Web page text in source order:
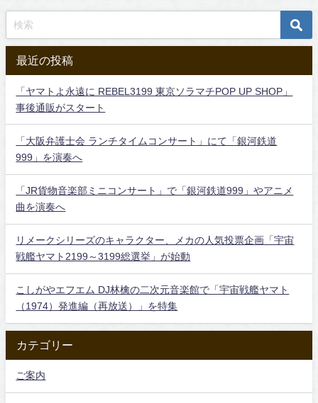
最近の投稿
「ヤマトよ永遠に REBEL3199 東京ソラマチPOP UP SHOP」
事後通販がスタート
「大阪弁護士会 ランチタイムコンサート」にて「銀河鉄道
999」を演奏へ
「JR貨物音楽部ミニコンサート」で「銀河鉄道999」やアニメ
曲を演奏へ
リメークシリーズのキャラクター、メカの人気投票企画「宇宙
戦艦ヤマト2199～3199総選挙」が始動
こしがやエフエム DJ林檎の二次元音楽館で「宇宙戦艦ヤマト
（1974）発進編（再放送）」を特集
カテゴリー
ご案内